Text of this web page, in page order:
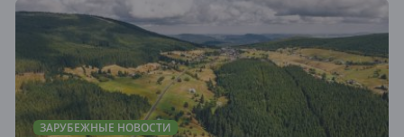
ЗАРУБЕЖНЫЕ НОВОСТИ